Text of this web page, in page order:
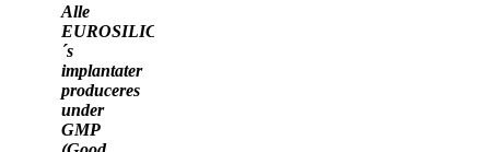
Alle
EUROSILICONE
´s
implantater
produceres
under
GMP